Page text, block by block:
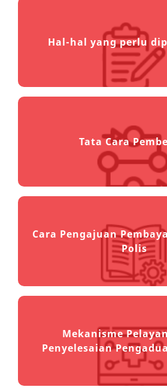
Hal-hal yang perlu
Tata Cara
Cara Pengajuan
Polis
Mekanisme
Penyelesaian